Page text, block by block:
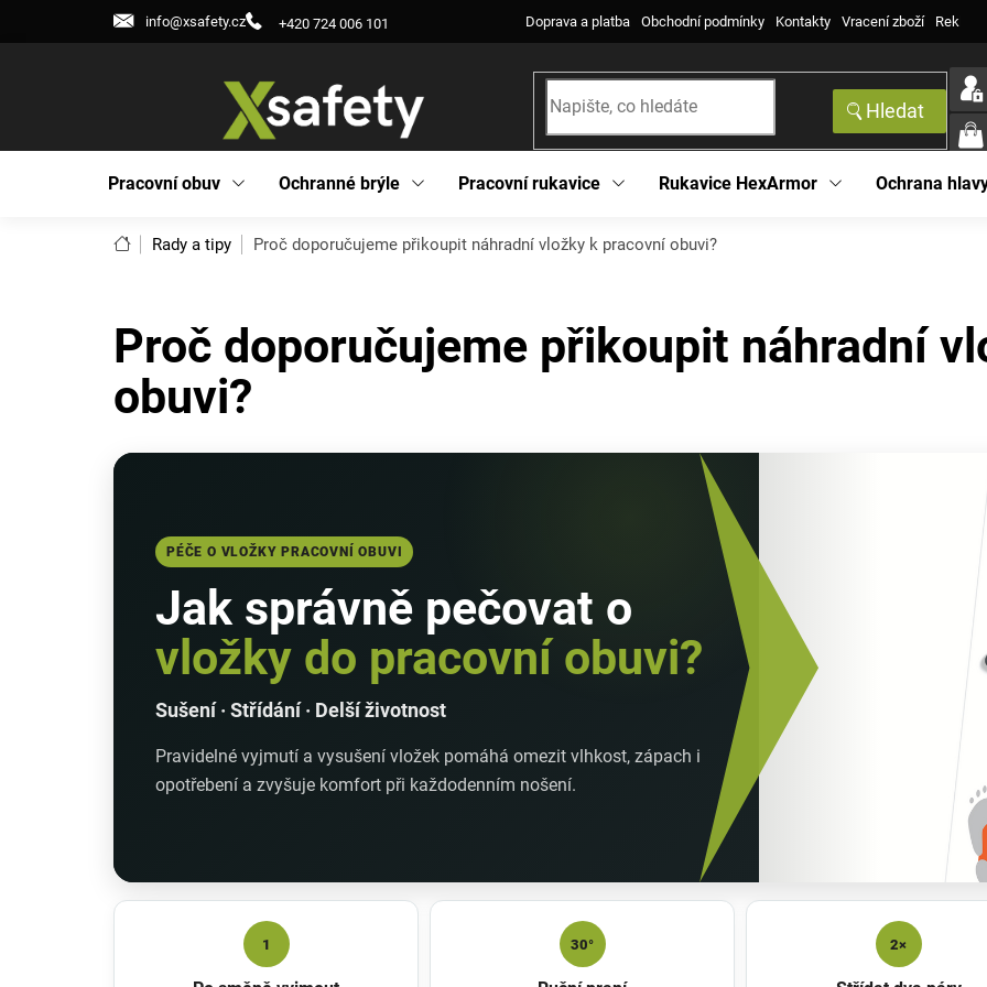
+420 724 006 101
info@xsafety.cz Doprava a platba Obchodní podmínky Kontakty Vracení zboží
Hledat
Pracovní obuv Ochranné brýle Pracovní rukavice Rukavice HexArmor Ochrana
DomůRady a tipy Proč doporučujeme přikoupit náhradní vložky k pracovní obuvi?
Proč doporučujeme přikoupit náhradní
obuvi?
PÉČE O VLOŽKY PRACOVNÍ OBUVI
Jak správně pečovat o
vložky do pracovní obuvi?
Sušení · Střídání · Delší životnost
Pravidelné vyjmutí a vysušení vložek pomáhá omezit vlhkost, zápach i
opotřebení a zvyšuje komfort při každodenním nošení.
1 30° 2×